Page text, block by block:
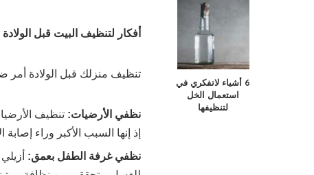
6 أشياء لاتفكري في
استعمال الخل
لتنظيفها
أفكار لتنظيف البيت قبل الولادة
تنظيف منزلك قبل الولادة أمر
نظفي الأرضيات: تنظيف
إذ إنها السبب الأكبر وراء
نظفي غرفة الطفل بعمق: